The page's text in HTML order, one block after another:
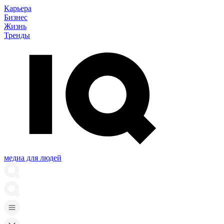
Карьера
Бизнес
Жизнь
Тренды
медиа для людей